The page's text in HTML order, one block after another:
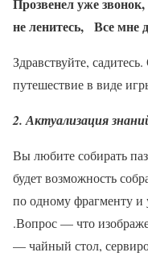
Прозвенел уже
не ленитесь, Все мне
Здравствуйте,
путешествие в виде
2. Актуализация
Вы любите собирать
будет возможность
по одному фрагменту и
.Вопрос — что
— чайный стол,